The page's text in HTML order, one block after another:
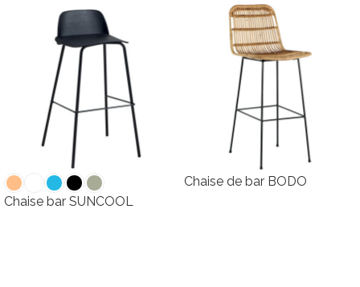
Chaise bar SUNCOOL
Chaise de bar BODO